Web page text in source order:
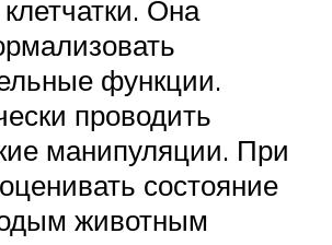
Она
функции.
проводить
манипуляции. При
состояние
животным